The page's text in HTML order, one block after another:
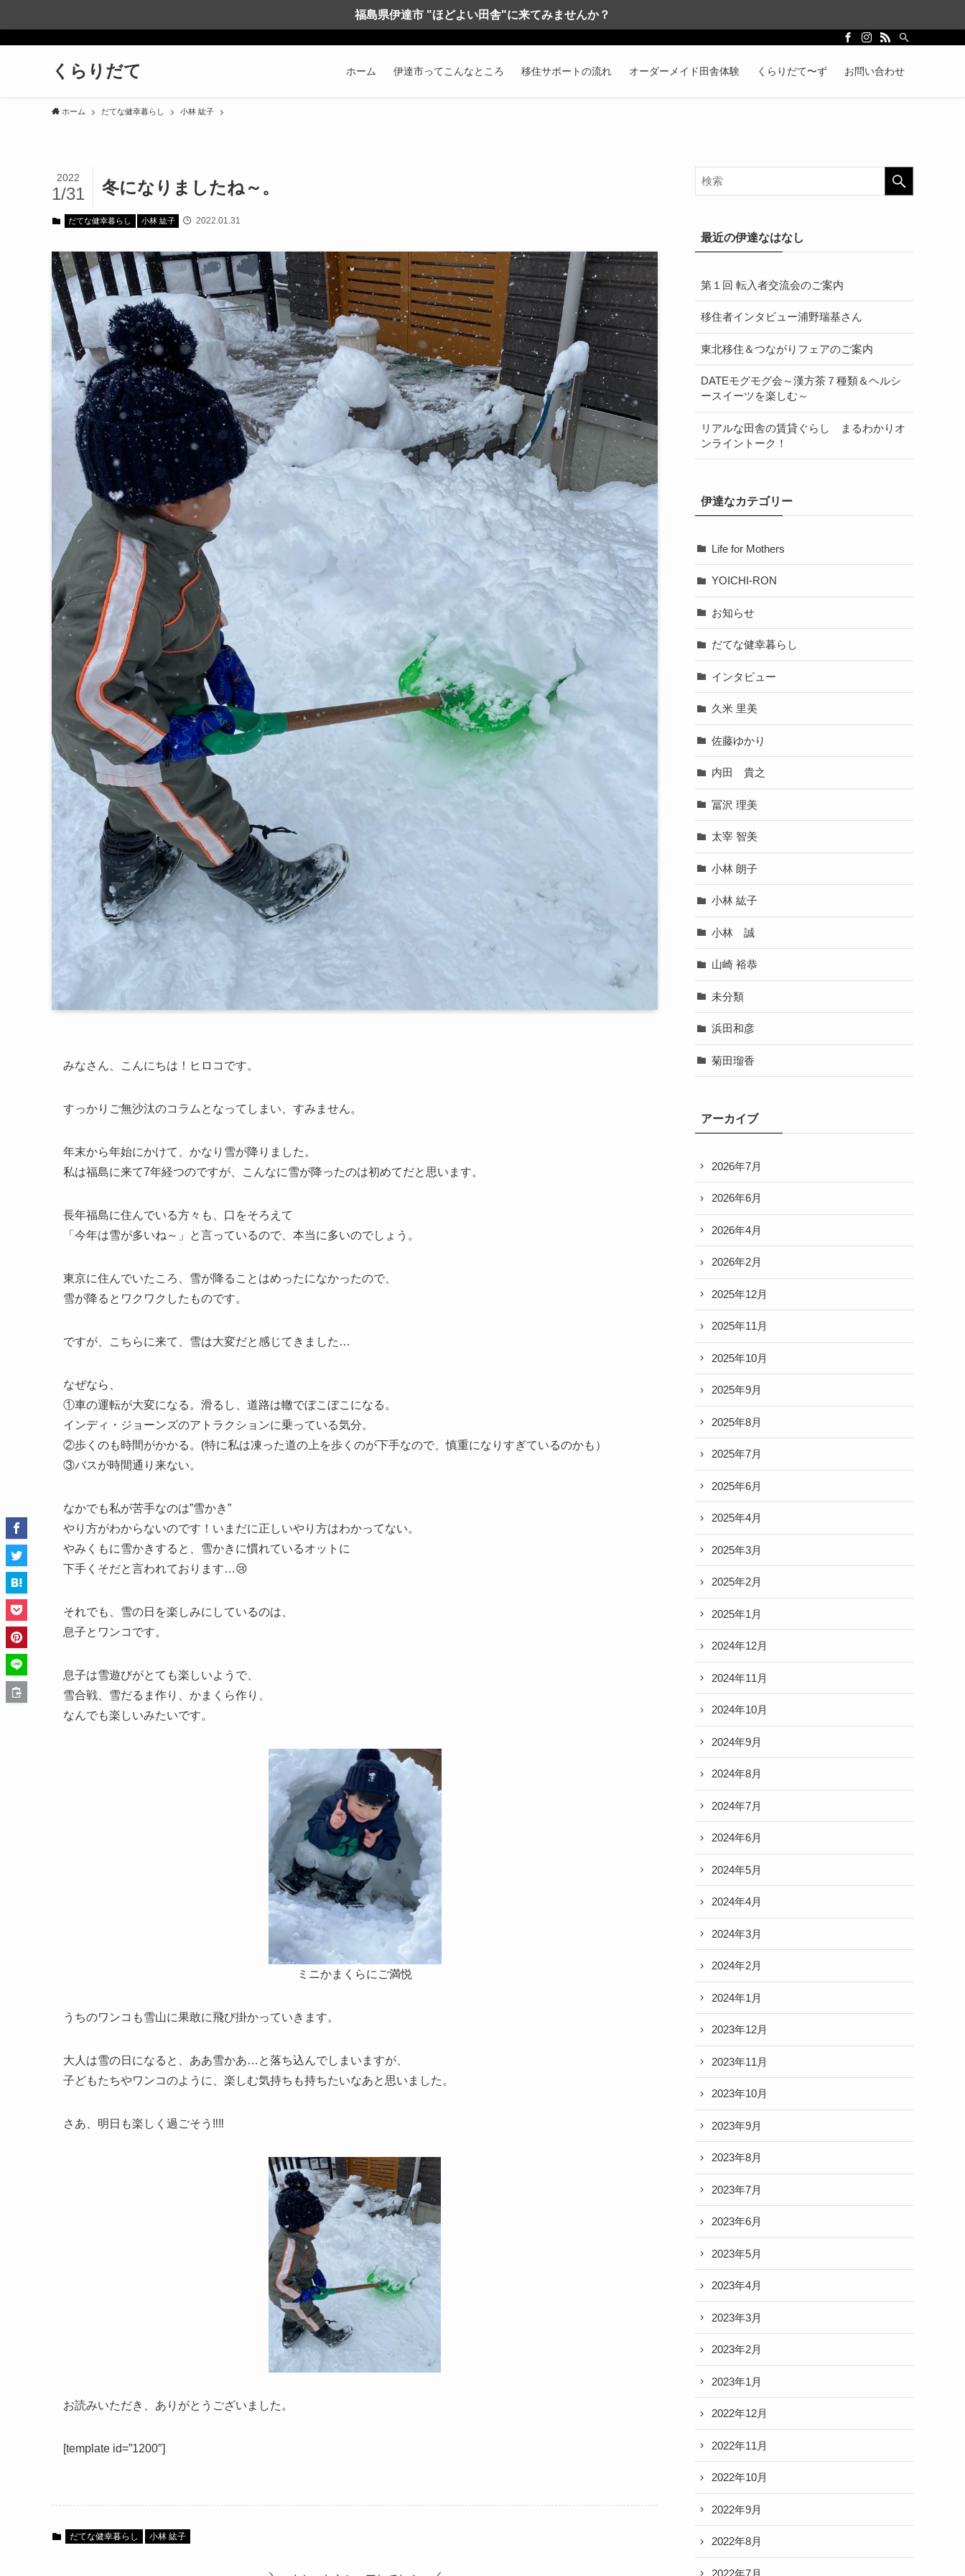
福島県伊達市 "ほどよい田舎"に来てみませんか？
くらりだて ホーム 伊達市ってこんなところ 移住サポートの流れ オーダーメイド田舎体験 くらりだて〜ず お問い合わせ
ホーム だてな健幸暮らし 小林 紘子
冬になりましたね～。
2022
1/31
だてな健幸暮らし 小林 紘子 2022.01.31
みなさん、こんにちは！ヒロコです。
すっかりご無沙汰のコラムとなってしまい、すみません。
年末から年始にかけて、かなり雪が降りました。
私は福島に来て7年経つのですが、こんなに雪が降ったのは初めてだと思います。
長年福島に住んでいる方々も、口をそろえて
「今年は雪が多いね～」と言っているので、本当に多いのでしょう。
東京に住んでいたころ、雪が降ることはめったになかったので、
雪が降るとワクワクしたものです。
ですが、こちらに来て、雪は大変だと感じてきました…
なぜなら、
①車の運転が大変になる。滑るし、道路は轍でぼこぼこになる。
インディ・ジョーンズのアトラクションに乗っている気分。
②歩くのも時間がかかる。(特に私は凍った道の上を歩くのが下手なので、慎重になりすぎているのかも）
③バスが時間通り来ない。
なかでも私が苦手なのは”雪かき”
やり方がわからないのです！いまだに正しいやり方はわかってない。
やみくもに雪かきすると、雪かきに慣れているオットに
下手くそだと言われております…😢
それでも、雪の日を楽しみにしているのは、
息子とワンコです。
息子は雪遊びがとても楽しいようで、
雪合戦、雪だるま作り、かまくら作り、
なんでも楽しいみたいです。
ミニかまくらにご満悦
うちのワンコも雪山に果敢に飛び掛かっていきます。
大人は雪の日になると、ああ雪かあ…と落ち込んでしまいますが、
子どもたちやワンコのように、楽しむ気持ちも持ちたいなあと思いました。
さあ、明日も楽しく過ごそう‼‼
お読みいただき、ありがとうございました。
[template id=”1200″]
だてな健幸暮らし 小林 紘子
最近の伊達なはなし
第１回 転入者交流会のご案内
移住者インタビュー浦野瑞基さん
東北移住＆つながりフェアのご案内
DATEモグモグ会～漢方茶７種類＆ヘルシ
ースイーツを楽しむ～
リアルな田舎の賃貸ぐらし まるわかりオ
ンライントーク！
伊達なカテゴリー
Life for Mothers
YOICHI-RON
お知らせ
だてな健幸暮らし
インタビュー
久米 里美
佐藤ゆかり
内田 貴之
冨沢 理美
太宰 智美
小林 朗子
小林 紘子
小林 誠
山崎 裕恭
未分類
浜田和彦
菊田瑠香
アーカイブ
2026年7月
2026年6月
2026年4月
2026年2月
2025年12月
2025年11月
2025年10月
2025年9月
2025年8月
2025年7月
2025年6月
2025年4月
2025年3月
2025年2月
2025年1月
2024年12月
2024年11月
2024年10月
2024年9月
2024年8月
2024年7月
2024年6月
2024年5月
2024年4月
2024年3月
2024年2月
2024年1月
2023年12月
2023年11月
2023年10月
2023年9月
2023年8月
2023年7月
2023年6月
2023年5月
2023年4月
2023年3月
2023年2月
2023年1月
2022年12月
2022年11月
2022年10月
2022年9月
2022年8月
2022年7月